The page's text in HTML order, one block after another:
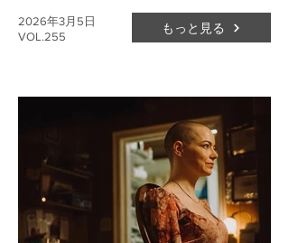
VOL.255
2026年3月5日 もっと見る